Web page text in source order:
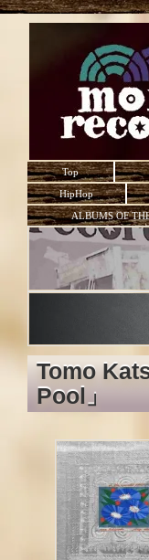
Top
HipHop
ALBUMS OF
Tomo
Pool」